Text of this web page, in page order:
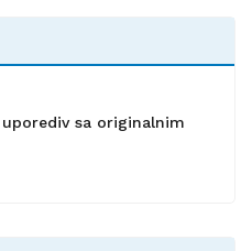
sa originalnim